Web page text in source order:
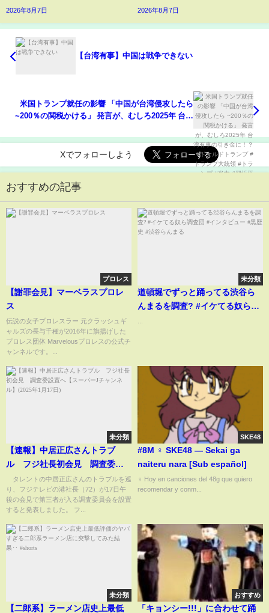
2026年8月7日 2026年8月7日
【台湾有事】中国は戦争できない
米国トランプ就任の影響 「中国が台湾侵攻したら
~200％の関税かける」 発言が、むしろ2025年 台湾
統領 #トランプ #米中 #習近平
Xでフォローしよう
おすすめの記事
プロレス
【謝罪会見】マーベラスプロレ
ス
伝説の女子プロレスラー 元クラッシュギ
ャルズの長与千種が2016年に旗揚げした
プロレス団体 Marvelousプロレスの公式チ
ャンネルです。...
未分類
道頓堀でずっと踊ってる渋谷ら
んまるを調査? #イケてる奴ら調
未分類
【速報】中居正広さんトラブ
ル フジ社長初会見 調査委設
置へ【スーパーJチャンネル】
(2025年1月17日)
タレントの中居正広さんのトラブルを巡
り、フジテレビの港社長（72）が17日午
後の会見で第三者が入る調査委員会を設置
すると発表しました。 フ...
SKE48
#8M ♀️ SKE48 — Sekai ga
naiteru nara [Sub español]
♀️ Hoy en canciones del 48g que quiero
recomendar y conm...
未分類
【二郎系】ラーメン店史上最低
おすすめ
「キョンシー!!!」に合わせて踊